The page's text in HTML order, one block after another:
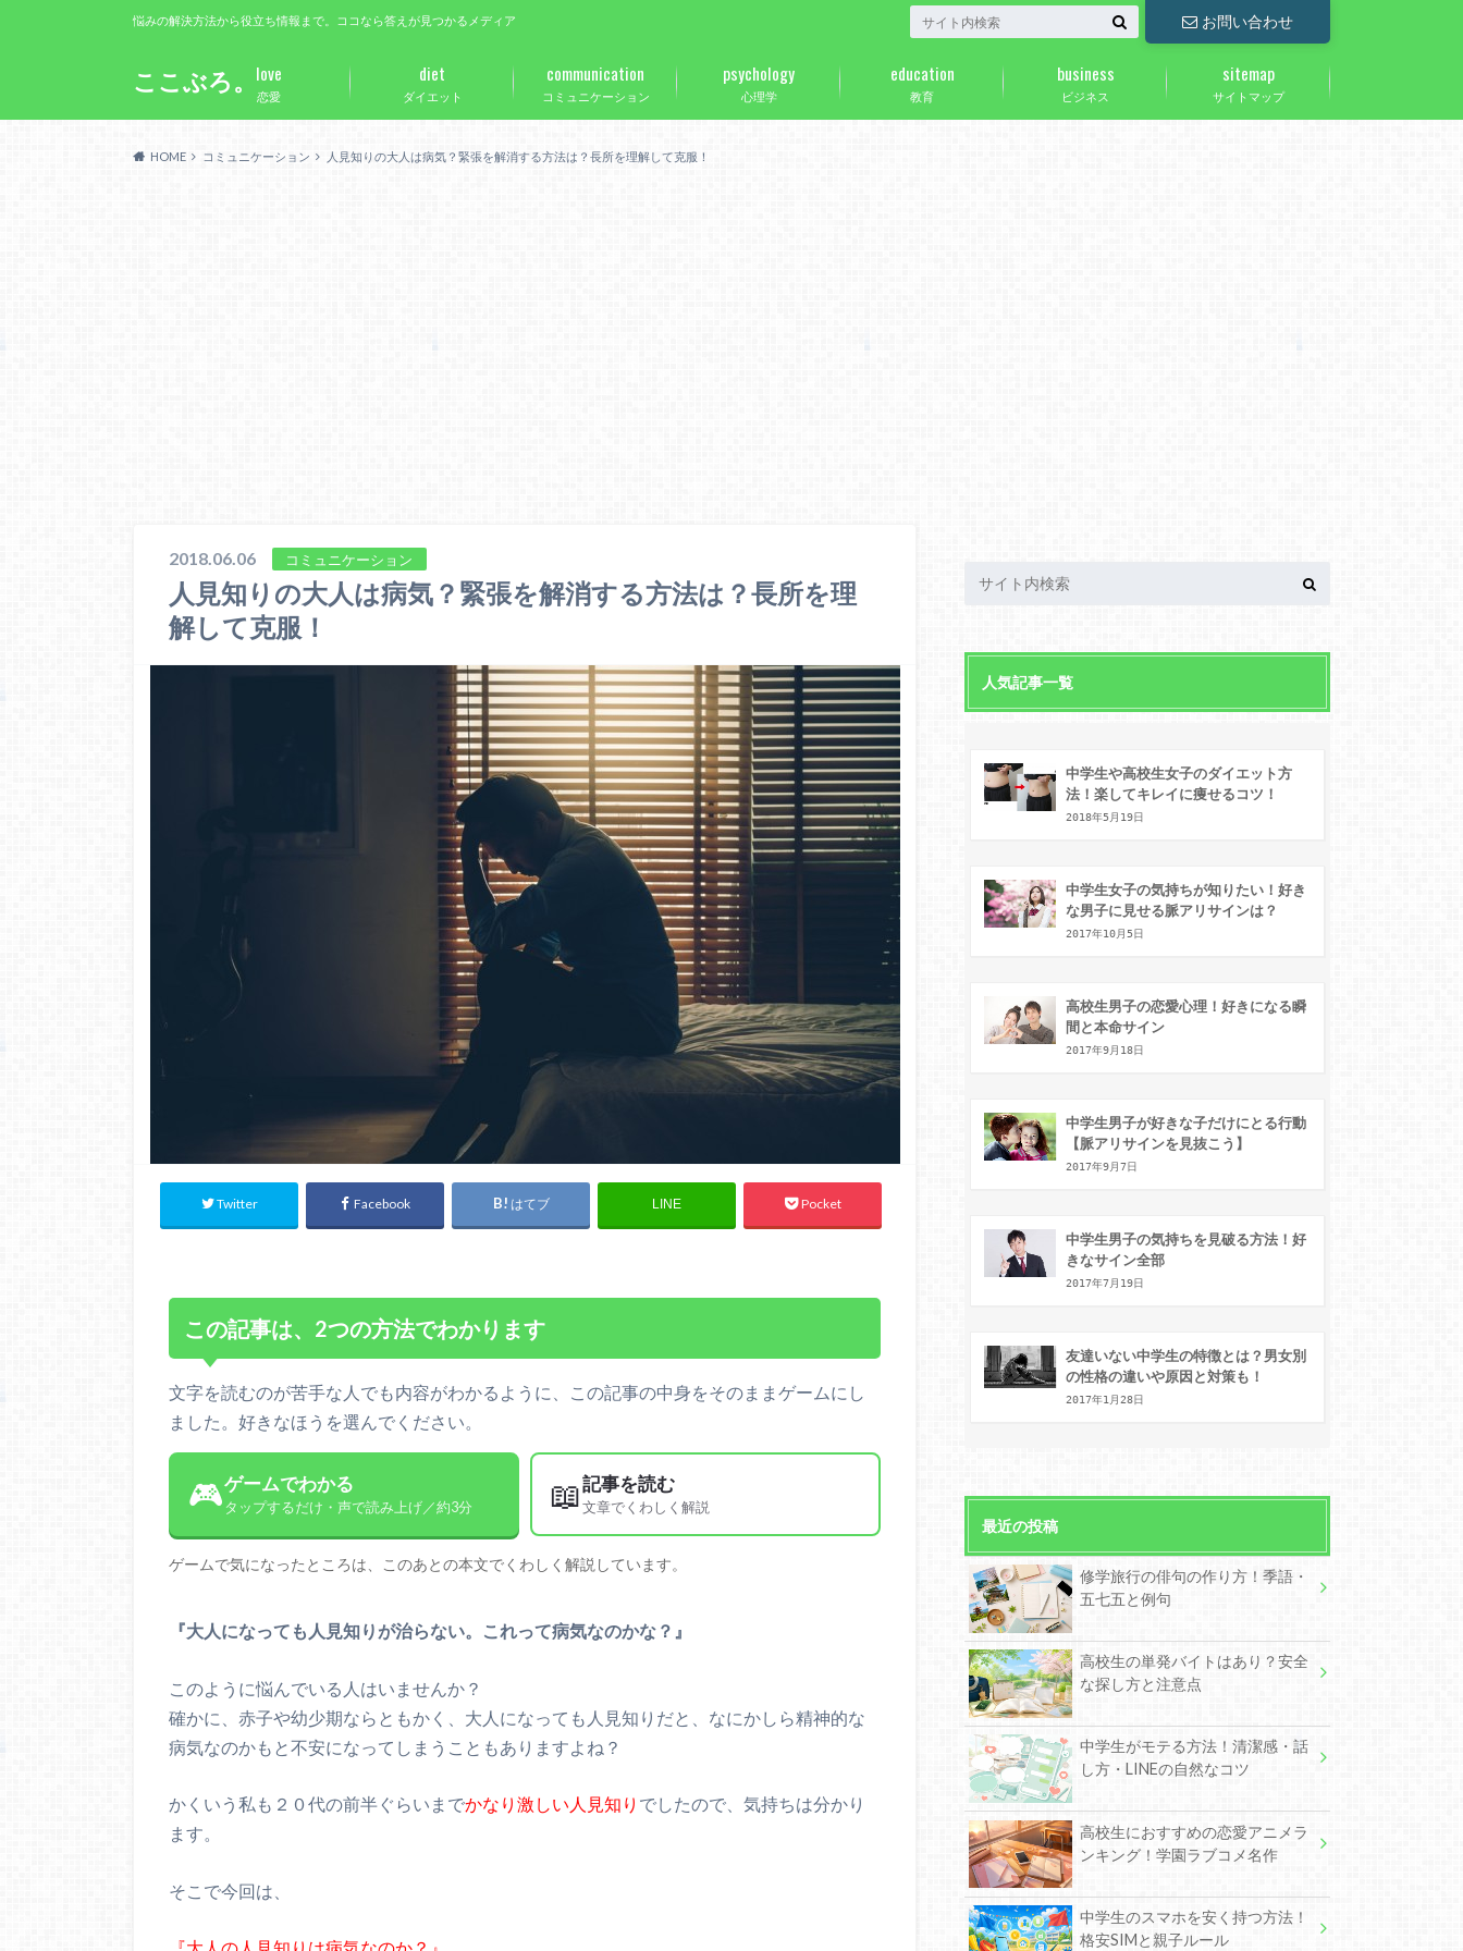
ここぶろ。
悩みの解決方法から役立ち情報まで。ココなら答えが見つかるメディア お問い合わせ
恋愛
love
ダイエット
diet
コミュニケーション
communication
心理学
psychology
教育
education
ビジネス
business
サイトマップ
sitemap
HOME コミュニケーション 人見知りの大人は病気？緊張を解消する方法は？長所を理解して克服！
2018.06.06 コミュニケーション
人見知りの大人は病気？緊張を解消する方法は？長所を理
解して克服！
Twitter Facebook はてブ LINE Pocket
この記事は、2つの方法でわかります
文字を読むのが苦手な人でも内容がわかるように、この記事の中身をそのままゲームにし
ました。好きなほうを選んでください。
🎮ゲームでわかる
タップするだけ・声で読み上げ／約3分 📖記事を読む
文章でくわしく解説
ゲームで気になったところは、このあとの本文でくわしく解説しています。
『大人になっても人見知りが治らない。これって病気なのかな？』
このように悩んでいる人はいませんか？
確かに、赤子や幼少期ならともかく、大人になっても人見知りだと、なにかしら精神的な
病気なのかもと不安になってしまうこともありますよね？
かくいう私も２０代の前半ぐらいまでかなり激しい人見知り でしたので、気持ちは分かり
ます。
そこで今回は、
人気記事一覧
中学生や高校生女子のダイエット方
法！楽してキレイに痩せるコツ！
2018年5月19日
中学生女子の気持ちが知りたい！好き
な男子に見せる脈アリサインは？
2017年10月5日
高校生男子の恋愛心理！好きになる瞬
間と本命サイン
2017年9月18日
中学生男子が好きな子だけにとる行動
【脈アリサインを見抜こう】
2017年9月7日
中学生男子の気持ちを見破る方法！好
きなサイン全部
2017年7月19日
友達いない中学生の特徴とは？男女別
の性格の違いや原因と対策も！
2017年1月28日
最近の投稿
修学旅行の俳句の作り方！季語・
五七五と例句
高校生の単発バイトはあり？安全
な探し方と注意点
中学生がモテる方法！清潔感・話
し方・LINEの自然なコツ
高校生におすすめの恋愛アニメラ
ンキング！学園ラブコメ名作
中学生のスマホを安く持つ方法！
格安SIMと親子ルール